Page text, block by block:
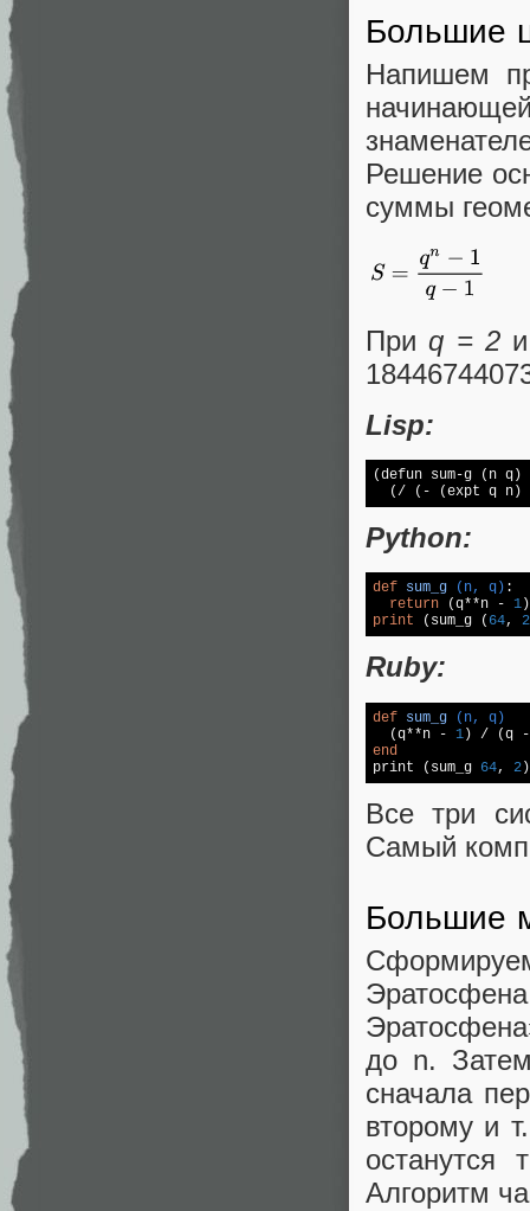
Большие
Напишем
Решение
суммы
Приq = 2
Lisp:
(defun sum-g (n
(/ (- (expt q n)
Python:
def sum_g (n, q) :
return (q**n - 1
print (sum_g ( 64, 2
Ruby:
def sum_g
(n, q)
  (q**n -
1) / (q -
end
print (sum_g 64, 2)
Все три
Самый
Большие
до n.
сначала
второму и
останутся
Алгоритм